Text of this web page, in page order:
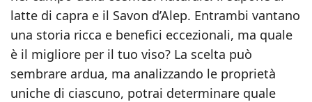
latte di capra e il Savon d’Alep. Entrambi vantano
una storia ricca e benefici eccezionali, ma quale
è il migliore per il tuo viso? La scelta può
sembrare ardua, ma analizzando le proprietà
uniche di ciascuno, potrai determinare quale